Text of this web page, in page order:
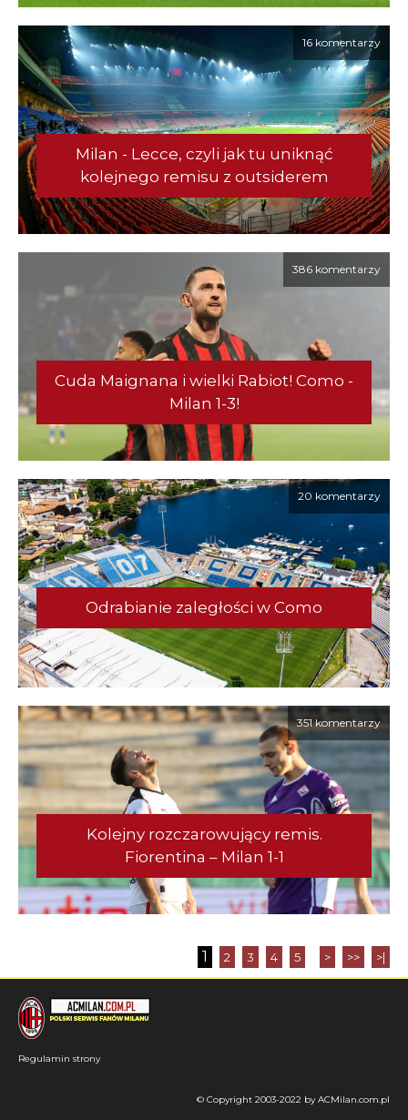
16 komentarzy
Milan - Lecce, czyli jak tu uniknąć
kolejnego remisu z outsiderem
386 komentarzy
Cuda Maignana i wielki Rabiot! Como -
Milan 1-3!
20 komentarzy
Odrabianie zaległości w Como
351 komentarzy
Kolejny rozczarowujący remis.
Fiorentina – Milan 1-1
1 2 3 4 5 > >> >|
Regulamin strony
© Copyright 2003-2022 by ACMilan.com.pl